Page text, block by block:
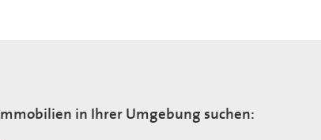
Immobilien in Ihrer Umgebung suchen: